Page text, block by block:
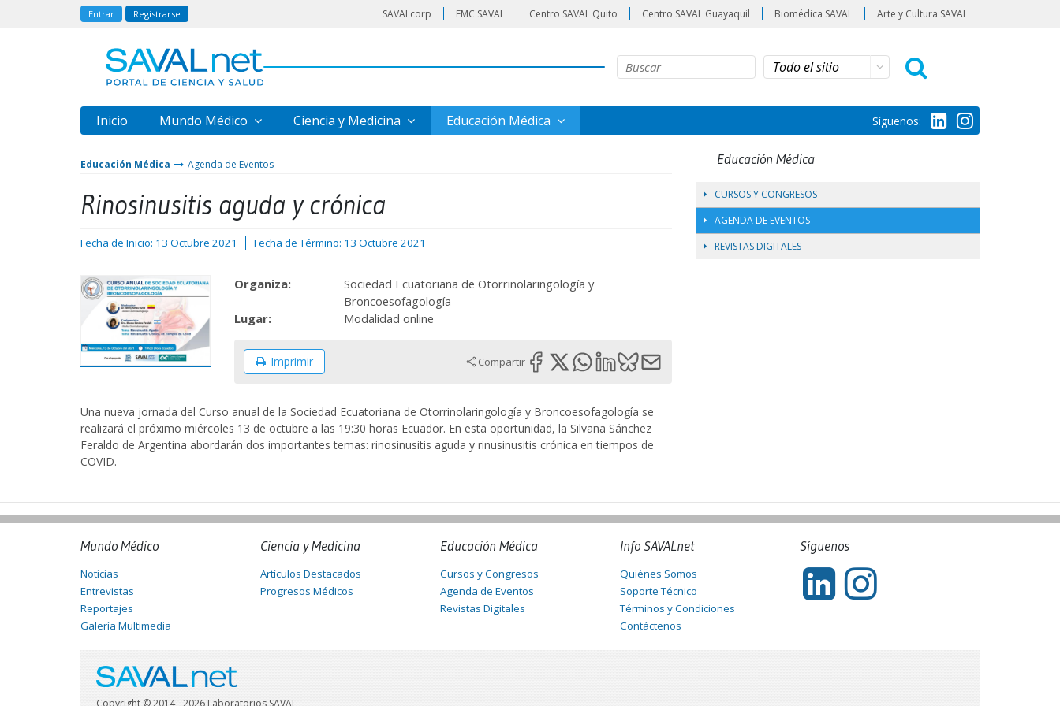
Entrar Registrarse SAVALcorp EMC SAVAL Centro SAVAL Quito Centro SAVAL Guayaquil Biomédica SAVAL Arte y Cultura SAVAL
Inicio Mundo Médico Ciencia y Medicina Educación Médica Síguenos:
Educación Médica Agenda de Eventos
Rinosinusitis aguda y crónica
Fecha de Inicio: 13 Octubre 2021 Fecha de Término: 13 Octubre 2021
Organiza:
Sociedad Ecuatoriana de Otorrinolaringología y
Broncoesofagología
Lugar:
Modalidad online
Imprimir Compartir
Una nueva jornada del Curso anual de la Sociedad Ecuatoriana de Otorrinolaringología y Broncoesofagología se
realizará el próximo miércoles 13 de octubre a las 19:30 horas Ecuador. En esta oportunidad, la Silvana Sánchez
Feraldo de Argentina abordarán dos importantes temas: rinosinusitis aguda y rinusinusitis crónica en tiempos de
COVID.
Educación Médica
CURSOS Y CONGRESOS
AGENDA DE EVENTOS
REVISTAS DIGITALES
Mundo Médico
Noticias
Entrevistas
Reportajes
Galería Multimedia
Ciencia y Medicina
Artículos Destacados
Progresos Médicos
Educación Médica
Cursos y Congresos
Agenda de Eventos
Revistas Digitales
Info SAVALnet
Quiénes Somos
Soporte Técnico
Términos y Condiciones
Contáctenos
Síguenos
Copyright © 2014 - 2026 Laboratorios SAVAL